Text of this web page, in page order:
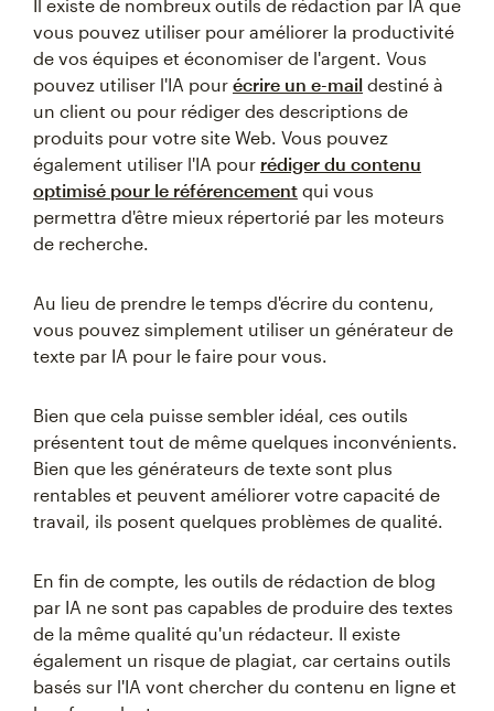
Il existe de nombreux outils de rédaction par IA que
vous pouvez utiliser pour améliorer la productivité
de vos équipes et économiser de l'argent. Vous
pouvez utiliser l'IA pour écrire un e-mail destiné à
un client ou pour rédiger des descriptions de
produits pour votre site Web. Vous pouvez
également utiliser l'IA pour rédiger du contenu
optimisé pour le référencement qui vous
permettra d'être mieux répertorié par les moteurs
de recherche.
Au lieu de prendre le temps d'écrire du contenu,
vous pouvez simplement utiliser un générateur de
texte par IA pour le faire pour vous.
Bien que cela puisse sembler idéal, ces outils
présentent tout de même quelques inconvénients.
Bien que les générateurs de texte sont plus
rentables et peuvent améliorer votre capacité de
travail, ils posent quelques problèmes de qualité.
En fin de compte, les outils de rédaction de blog
par IA ne sont pas capables de produire des textes
de la même qualité qu'un rédacteur. Il existe
également un risque de plagiat, car certains outils
basés sur l'IA vont chercher du contenu en ligne et